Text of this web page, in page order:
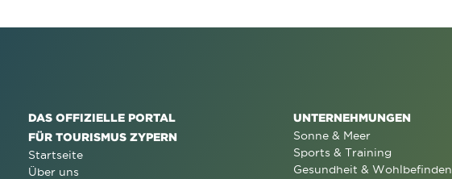
DAS OFFIZIELLE PORTAL
FÜR TOURISMUS ZYPERN
Startseite
Über uns
UNTERNEHMUNGEN
Sonne & Meer
Sports & Training
Gesundheit & Wohlbefinden